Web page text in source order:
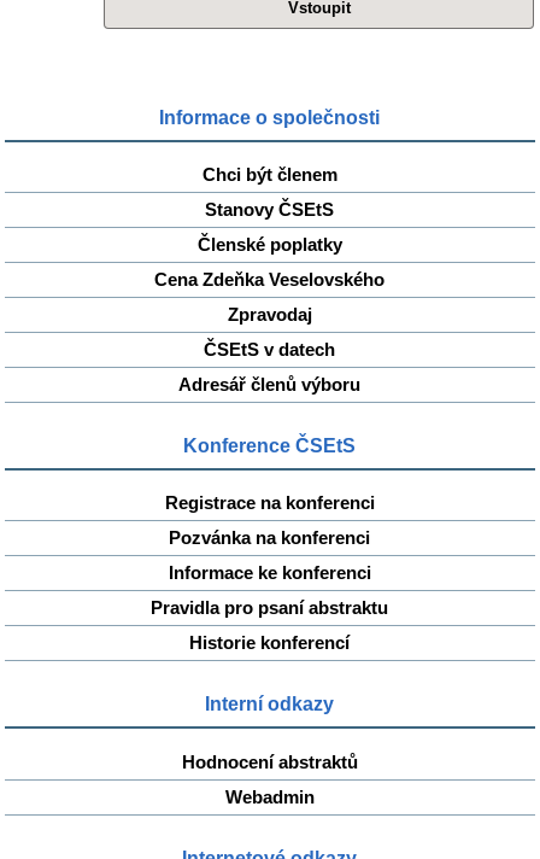
Informace o společnosti
Chci být členem
Stanovy ČSEtS
Členské poplatky
Cena Zdeňka Veselovského
Zpravodaj
ČSEtS v datech
Adresář členů výboru
Konference ČSEtS
Registrace na konferenci
Pozvánka na konferenci
Informace ke konferenci
Pravidla pro psaní abstraktu
Historie konferencí
Interní odkazy
Hodnocení abstraktů
Webadmin